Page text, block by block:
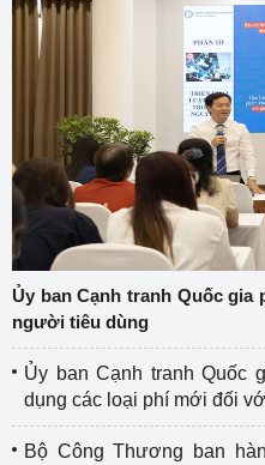
Ủy ban Cạnh tranh Quốc
người tiêu dùng
Ủy ban Cạnh tranh Quốc
dụng các loại phí mới đối
Bộ Công Thương ban